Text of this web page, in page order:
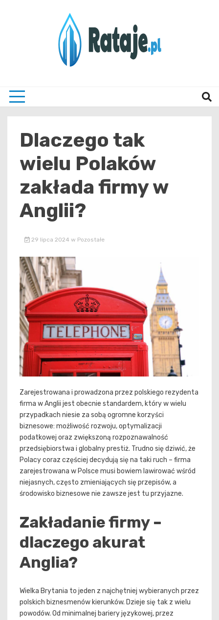
Dlaczego tak
wielu Polaków
zakłada firmy w
Anglii?
29 lipca 2024 w Pozostałe
Zarejestrowana i prowadzona przez polskiego rezydenta
firma w Anglii jest obecnie standardem, który w wielu
przypadkach niesie za sobą ogromne korzyści
biznesowe: możliwość rozwoju, optymalizacji
podatkowej oraz zwiększoną rozpoznawalność
przedsiębiorstwa i globalny prestiż. Trudno się dziwić, że
Polacy coraz częściej decydują się na taki ruch – firma
zarejestrowana w Polsce musi bowiem lawirować wśród
niejasnych, często zmieniających się przepisów, a
środowisko biznesowe nie zawsze jest tu przyjazne.
Zakładanie firmy –
dlaczego akurat
Anglia?
Wielka Brytania to jeden z najchętniej wybieranych przez
polskich biznesmenów kierunków. Dzieje się tak z wielu
powodów. Od minimalnej bariery językowej, przez